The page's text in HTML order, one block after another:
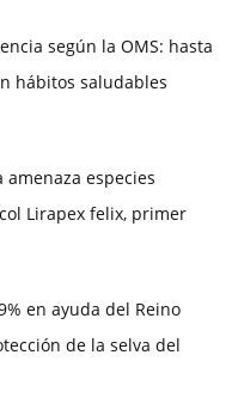
según la OMS: hasta
hábitos saludables
especies
Lirapex felix, primer
en ayuda del Reino
de la selva del